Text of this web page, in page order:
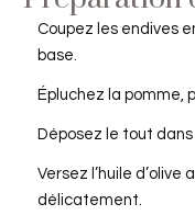
Coupez les endives
base.
Épluchez la pomme,
Déposez le tout
Versez l’huile
délicatement.